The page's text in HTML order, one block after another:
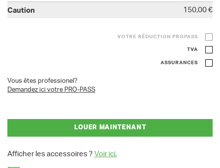
150,00 €
VOTRE RÉDUCTION PROPASS
TVA
ASSURANCES
Vous êtes professionel?
Demandez ici votre PRO-PASS
LOUER MAINTENANT
Afficher les accessoires ? Voir ici.